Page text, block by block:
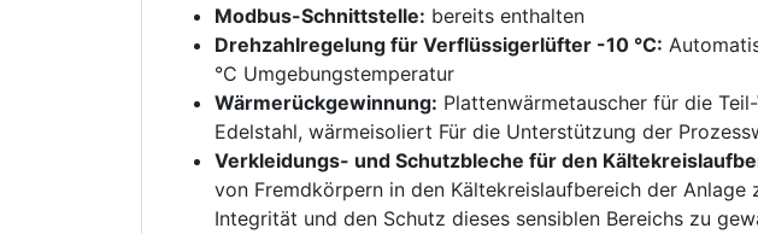
Modbus-Schnittstelle: bereits enthalten
Drehzahlregelung für Verflüssigerlüfter -10 °C:
°C Umgebungstemperatur
Wärmerückgewinnung: Plattenwärmetauscher für die
Edelstahl, wärmeisoliert Für die Unterstützung der
Verkleidungs- und Schutzbleche für den
von Fremdkörpern in den Kältekreislaufbereich der
Integrität und den Schutz dieses sensiblen Bereichs zu